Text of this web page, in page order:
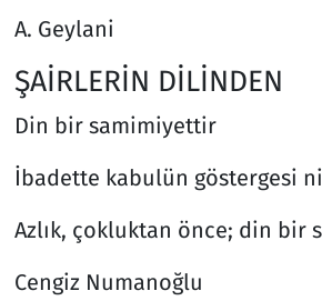
A. Geylani
ŞAİRLERİN DİLİNDEN
Din bir samimiyettir
İbadette kabulün göstergesi
Azlık, çokluktan önce; din bir
Cengiz Numanoğlu